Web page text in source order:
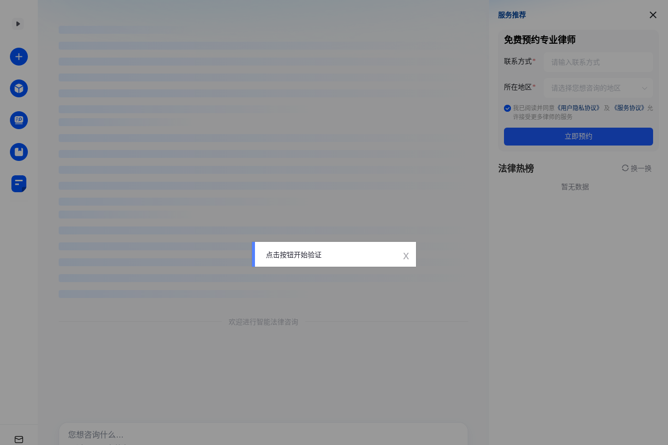
欢迎进行智能法律咨询
服务推荐
服务推荐
免费预约专业律师
联系方式
所在地区
我已阅读并同意 《用户隐私协议》 及 《服务协议》 允
许接受更多律师的服务
立即预约
法律热榜 换一换
暂无数据
点击按钮开始验证 x